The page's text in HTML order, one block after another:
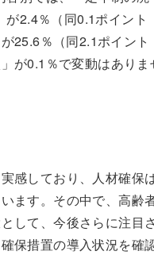
2.4％（同0.1ポイント
25.6％（同2.1ポイント
が0.1％で変動はありま
感しており、人材確保
ます。その中で、高齢
して、今後さらに注目
保措置の導入状況を確